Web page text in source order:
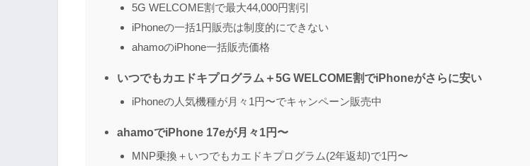
5G WELCOME割で最大44,000円割引
iPhoneの一括1円販売は制度的にできない
ahamoのiPhone一括販売価格
いつでもカエドキプログラム＋5G WELCOME割でiPhoneがさらに安い
iPhoneの人気機種が月々1円〜でキャンペーン販売中
ahamoでiPhone 17eが月々1円〜
MNP乗換＋いつでもカエドキプログラム(2年返却)で1円〜